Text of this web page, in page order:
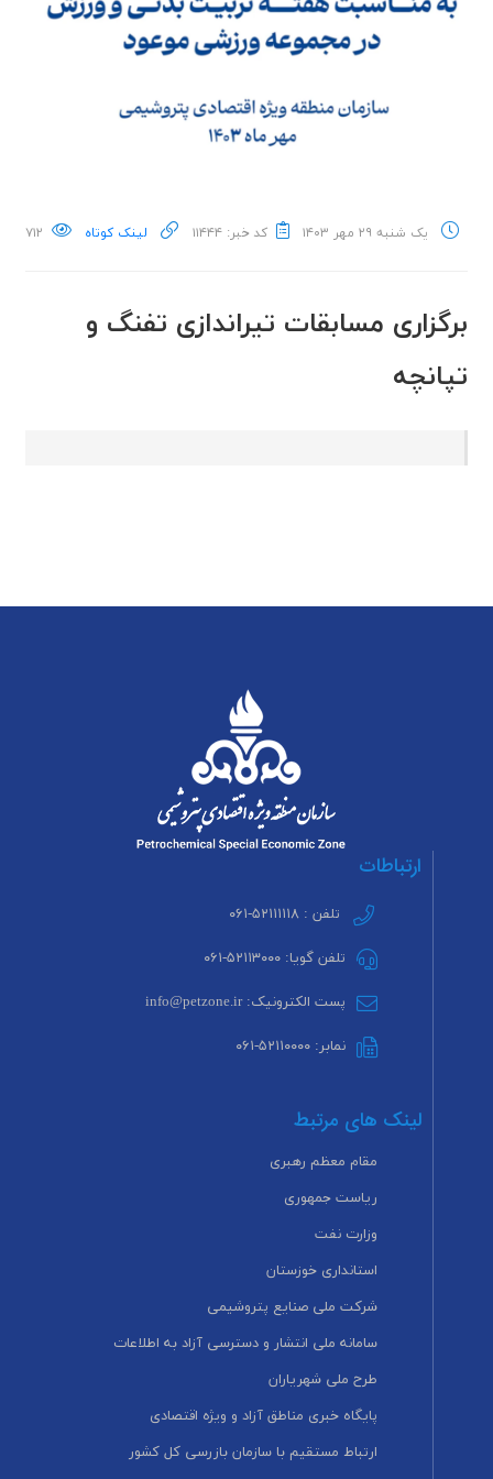
یک شنبه ۲۹ مهر ۱۴۰۳ کد خبر: ۱۱۴۴۴ لینک کوتاه ۷۱۲
برگزاری مسابقات تیراندازی تفنگ و
تپانچه
ارتباطات
تلفن : ۵۲۱۱۱۱۱۸-۰۶۱
تلفن گویا: ۵۲۱۱۳۰۰۰-۰۶۱
پست الکترونیک: info@petzone.ir
نمابر: ۵۲۱۱۰۰۰۰-۰۶۱
لینک های مرتبط
مقام معظم رهبری
ریاست جمهوری
وزارت نفت
استانداری خوزستان
شرکت ملی صنایع پتروشیمی
سامانه ملی انتشار و دسترسی آزاد به اطلاعات
طرح ملی شهریاران
پایگاه خبری مناطق آزاد و ویژه اقتصادی
ارتباط مستقیم با سازمان بازرسی کل کشور